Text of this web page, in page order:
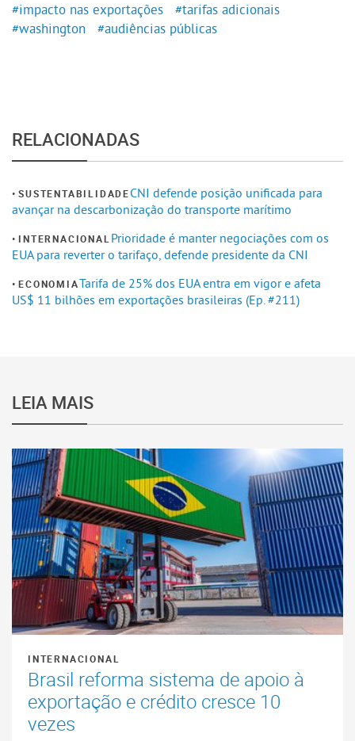
#impacto nas exportações
#tarifas adicionais
#washington
#audiências públicas
RELACIONADAS
SUSTENTABILIDADECNI defende posição unificada para
avançar na descarbonização do transporte marítimo
INTERNACIONAL Prioridade é manter negociações com os
EUA para reverter o tarifaço, defende presidente da CNI
ECONOMIATarifa de 25% dos EUA entra em vigor e afeta
US$ 11 bilhões em exportações brasileiras (Ep. #211)
LEIA MAIS
INTERNACIONAL
Brasil reforma sistema de apoio à
exportação e crédito cresce 10
vezes